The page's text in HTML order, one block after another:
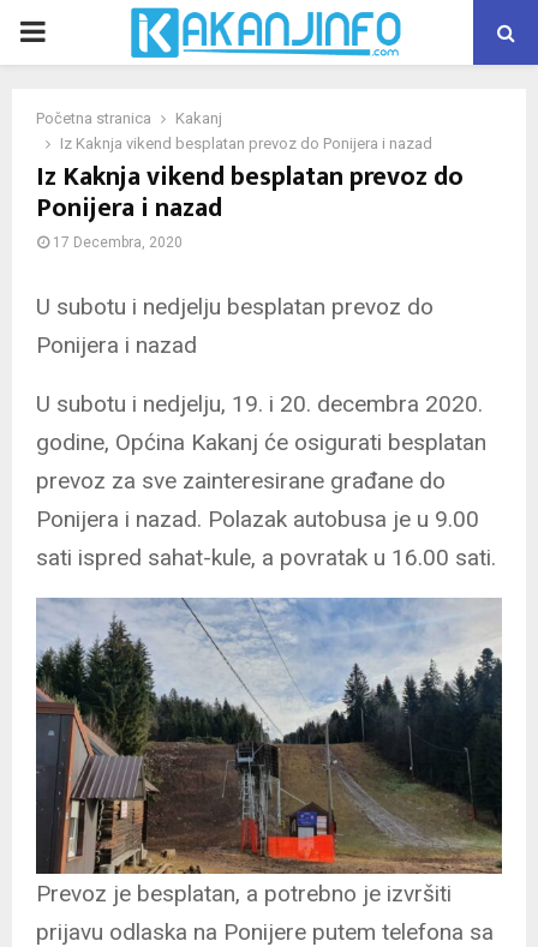
PRIMARY
Početna stranica
Kakanj
Iz Kaknja vikend besplatan prevoz do Ponijera i nazad
Iz Kaknja vikend besplatan prevoz do
Ponijera i nazad
17 Decembra, 2020
U subotu i nedjelju besplatan prevoz do
Ponijera i nazad
U subotu i nedjelju, 19. i 20. decembra 2020.
godine, Općina Kakanj će osigurati besplatan
prevoz za sve zainteresirane građane do
Ponijera i nazad. Polazak autobusa je u 9.00
sati ispred sahat-kule, a povratak u 16.00 sati.
Prevoz je besplatan, a potrebno je izvršiti
prijavu odlaska na Ponijere putem telefona sa